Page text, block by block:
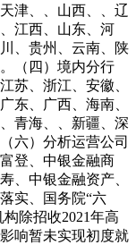
津、、山西、、辽
江西、山东、河
、贵州、云南、陕
（四）境内分行
苏、浙江、安徽、
东、广西、海南、
青海、、新疆、深
六）分析运营公司
登、中银金融商
、中银金融资产、
实、国务院“六
除招收2021年高
响暂未实现初度就